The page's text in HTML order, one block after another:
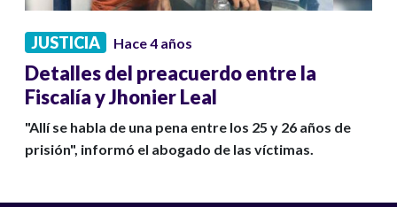
JUSTICIA Hace 4 años
Detalles del preacuerdo entre la
Fiscalía y Jhonier Leal
"Allí se habla de una pena entre los 25 y 26 años de
prisión", informó el abogado de las víctimas.